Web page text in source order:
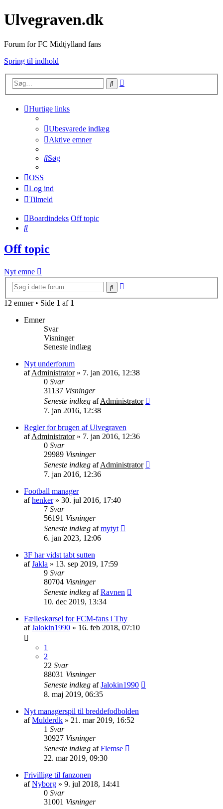
Ulvegraven.dk
Forum for FC Midtjylland fans
Spring til indhold
Søg
Hurtige links
Ubesvarede indlæg
Aktive emner
Søg
OSS
Log ind
Tilmeld
Boardindeks Off topic
Søg
Off topic
Nyt emne
Søg
12 emner • Side 1 af 1
Emner
Svar
Visninger
Seneste indlæg
Nyt underforum
afAdministrator» 7. jan 2016, 12:38
0 Svar
31137 Visninger
Seneste indlæg afAdministrator
7. jan 2016, 12:38
Regler for brugen af Ulvegraven
afAdministrator» 7. jan 2016, 12:36
0 Svar
29989 Visninger
Seneste indlæg afAdministrator
7. jan 2016, 12:36
Football manager
afhenker» 30. jul 2016, 17:40
7 Svar
56191 Visninger
Seneste indlæg afmytyt
6. jan 2023, 12:06
3F har vidst tabt sutten
afJakla » 13. sep 2019, 17:59
9 Svar
80704 Visninger
Seneste indlæg afRavnen
10. dec 2019, 13:34
Fælleskørsel for FCM-fans i Thy
afJalokin1990 » 16. feb 2018, 07:10
1
2
22 Svar
88031 Visninger
Seneste indlæg afJalokin1990
8. maj 2019, 06:35
Nyt managerspil til breddefodbolden
afMulderdk » 21. mar 2019, 16:52
1 Svar
30927 Visninger
Seneste indlæg afFlemse
22. mar 2019, 09:30
Frivillige til fanzonen
afNyborg » 9. jul 2018, 14:41
0 Svar
31001 Visninger